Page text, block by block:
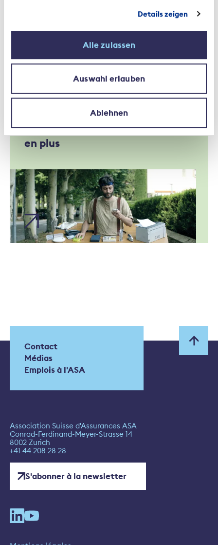
Details zeigen
Alle zulassen
Auswahl erlauben
Ablehnen
Actualités du secteur | 6 novembre 2017
Le temps libre, autant de travail
en plus
Contact
Médias
Emplois à l'ASA
Association Suisse d'Assurances ASA
Conrad-Ferdinand-Meyer-Strasse 14
8002 Zurich
+41 44 208 28 28
S'abonner à la newsletter